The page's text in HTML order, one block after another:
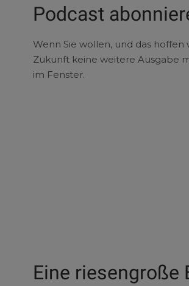
Podcast
Wenn Sie wollen, und das hoffen
Zukunft keine weitere Ausgabe
im Fenster.
Eine riesengroße